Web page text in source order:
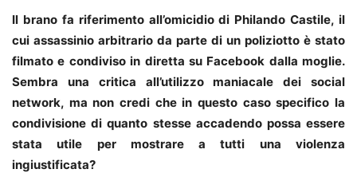
Il brano fa riferimento all’omicidio di Philando Castile, il
cui assassinio arbitrario da parte di un poliziotto è stato
filmato e condiviso in diretta su Facebook dalla moglie.
Sembra una critica all’utilizzo maniacale dei social
network, ma non credi che in questo caso specifico la
condivisione di quanto stesse accadendo possa essere
stata utile per mostrare a tutti una violenza
ingiustificata?